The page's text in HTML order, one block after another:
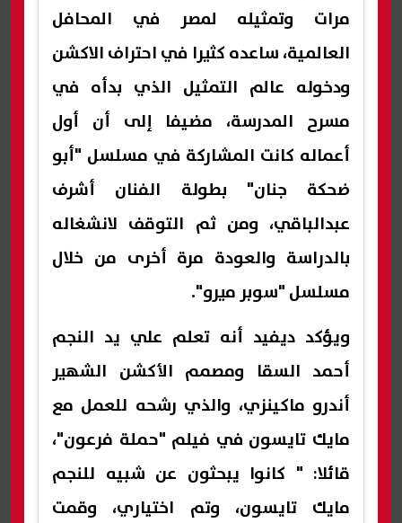
مرات وتمثيله لمصر في المحافل
العالمية، ساعده كثيرا في احتراف الاكشن
ودخوله عالم التمثيل الذي بدأه في
مسرح المدرسة، مضيفا إلى أن أول
أعماله كانت المشاركة في مسلسل "أبو
ضحكة جنان" بطولة الفنان أشرف
عبدالباقي، ومن ثم التوقف لانشغاله
بالدراسة والعودة مرة أخرى من خلال
مسلسل "سوبر ميرو".
ويؤكد ديفيد أنه تعلم علي يد النجم
أحمد السقا ومصمم الأكشن الشهير
أندرو ماكينزي، والذي رشحه للعمل مع
مايك تايسون في فيلم "حملة فرعون"،
قائلا: " كانوا يبحثون عن شبيه للنجم
مايك تايسون، وتم اختياري، وقمت